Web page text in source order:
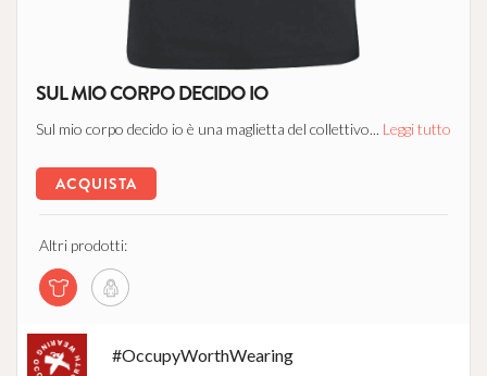
SUL MIO CORPO DECIDO IO
Sul mio corpo decido io è una maglietta del collettivo... Leggi tutto
ACQUISTA
Altri prodotti:
#OccupyWorthWearing